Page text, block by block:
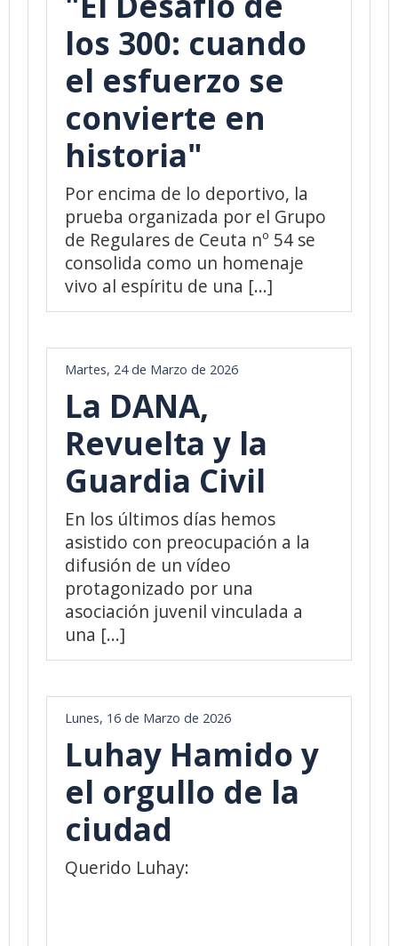
los 300: cuando
el esfuerzo se
convierte en
historia"
Por encima de lo deportivo, la
prueba organizada por el Grupo
de Regulares de Ceuta nº 54 se
consolida como un homenaje
vivo al espíritu de una [...]
Martes, 24 de Marzo de 2026
La DANA,
Revuelta y la
Guardia Civil
En los últimos días hemos
asistido con preocupación a la
difusión de un vídeo
protagonizado por una
asociación juvenil vinculada a
una [...]
Lunes, 16 de Marzo de 2026
Luhay Hamido y
el orgullo de la
ciudad
Querido Luhay: